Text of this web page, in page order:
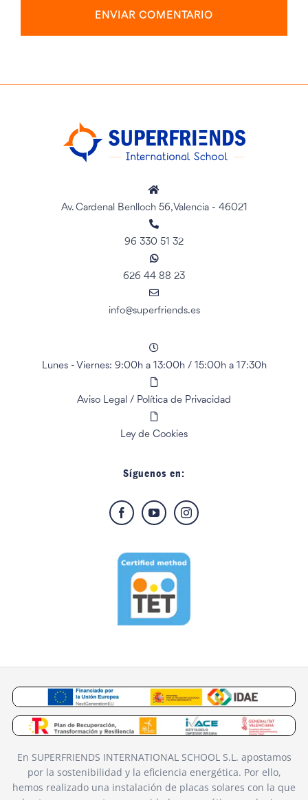
Av. Cardenal Benlloch 56, Valencia - 46021
96 330 51 32
626 44 88 23
info@superfriends.es
Lunes - Viernes: 9:00h a 13:00h / 15:00h a 17:30h
Aviso Legal / Política de Privacidad
Ley de Cookies
Síguenos en:
En SUPERFRIENDS INTERNATIONAL SCHOOL S.L. apostamos
por la sostenibilidad y la eficiencia energética. Por ello,
hemos realizado una instalación de placas solares con la que